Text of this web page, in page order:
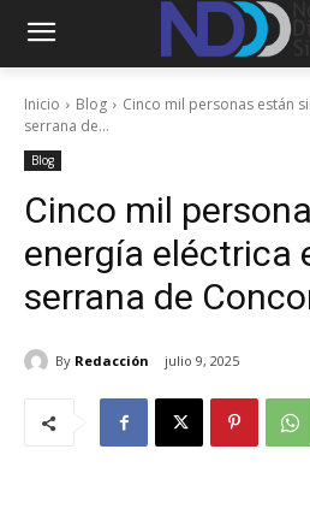
Inicio Blog
Cinco mil personas están
serrana de...
Blog
Cinco mil
energía eléctrica
serrana de
By Redacción julio 9, 2025